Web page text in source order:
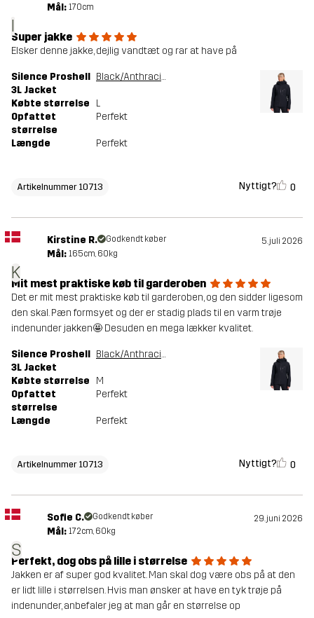
I
Mål: 170cm
Super jakke
Elsker denne jakke, dejlig vandtæt og rar at have på
Silence Proshell
3L Jacket
Black/Anthracite
Købte størrelse
L
Opfattet
størrelse
Perfekt
Længde Perfekt
Artikelnummer 10713 Nyttigt? 0
K
Kirstine R. Godkendt køber 5. juli 2026
Mål: 165cm, 60kg
Mit mest praktiske køb til garderoben
Det er mit mest praktiske køb til garderoben, og den sidder ligesom
den skal. Pæn formsyet og der er stadig plads til en varm trøje
indenunder jakken🤩 Desuden en mega lækker kvalitet.
Silence Proshell
3L Jacket
Black/Anthracite
Købte størrelse
M
Opfattet
størrelse
Perfekt
Længde Perfekt
Artikelnummer 10713 Nyttigt? 0
S
Sofie C. Godkendt køber 29. juni 2026
Mål: 172cm, 60kg
Perfekt, dog obs på lille i størrelse
Jakken er af super god kvalitet. Man skal dog være obs på at den
er lidt lille i størrelsen. Hvis man ønsker at have en tyk trøje på
indenunder, anbefaler jeg at man går en størrelse op